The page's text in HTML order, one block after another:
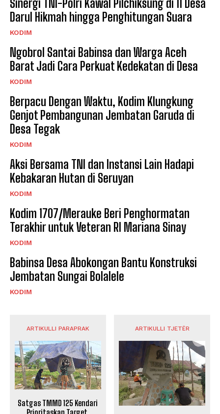
Sinergi TNI-Polri Kawal Pilchiksung di 11 Desa
Darul Hikmah hingga Penghitungan Suara
KODIM
Ngobrol Santai Babinsa dan Warga Aceh
Barat Jadi Cara Perkuat Kedekatan di Desa
KODIM
Berpacu Dengan Waktu, Kodim Klungkung
Genjot Pembangunan Jembatan Garuda di
Desa Tegak
KODIM
Aksi Bersama TNI dan Instansi Lain Hadapi
Kebakaran Hutan di Seruyan
KODIM
Kodim 1707/Merauke Beri Penghormatan
Terakhir untuk Veteran RI Mariana Sinay
KODIM
Babinsa Desa Abokongan Bantu Konstruksi
Jembatan Sungai Bolalele
KODIM
ARTIKULLI PARAPRAK
Satgas TMMD 125 Kendari
ARTIKULLI TJETËR